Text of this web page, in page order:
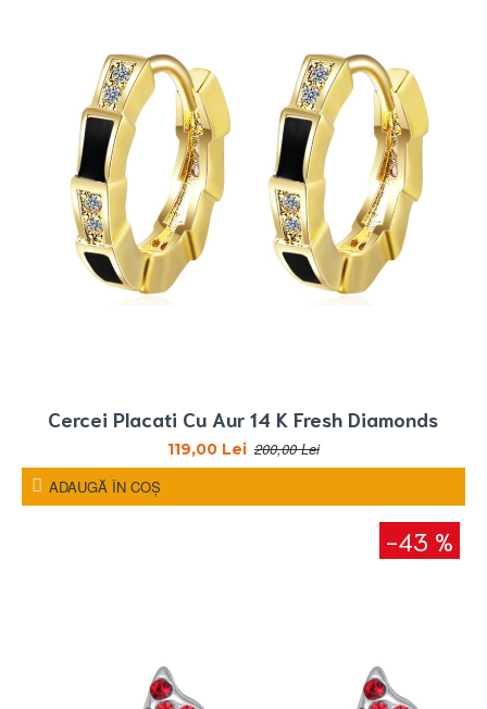
Cercei Placati Cu Aur 14 K Fresh Diamonds
119,00 Lei 200,00 Lei
ADAUGĂ ÎN COŞ
-43 %